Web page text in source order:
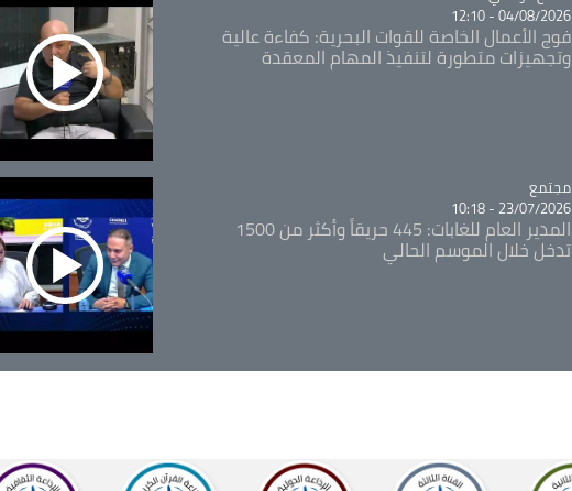
04/08/2026 - 12:10
فوج الأعمال الخاصة للقوات البحرية: كفاءة عالية
وتجهيزات متطورة لتنفيذ المهام المعقدة
Catégorie
مجتمع
23/07/2026 - 10:18
المدير العام للغابات: 445 حريقاً وأكثر من 1500
تدخل خلال الموسم الحالي